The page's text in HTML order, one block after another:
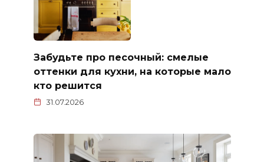
Забудьте про песочный: смелые
оттенки для кухни, на которые мало
кто решится
31.07.2026